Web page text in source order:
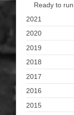
Ready to run
2021
2020
2019
2018
2017
2016
2015